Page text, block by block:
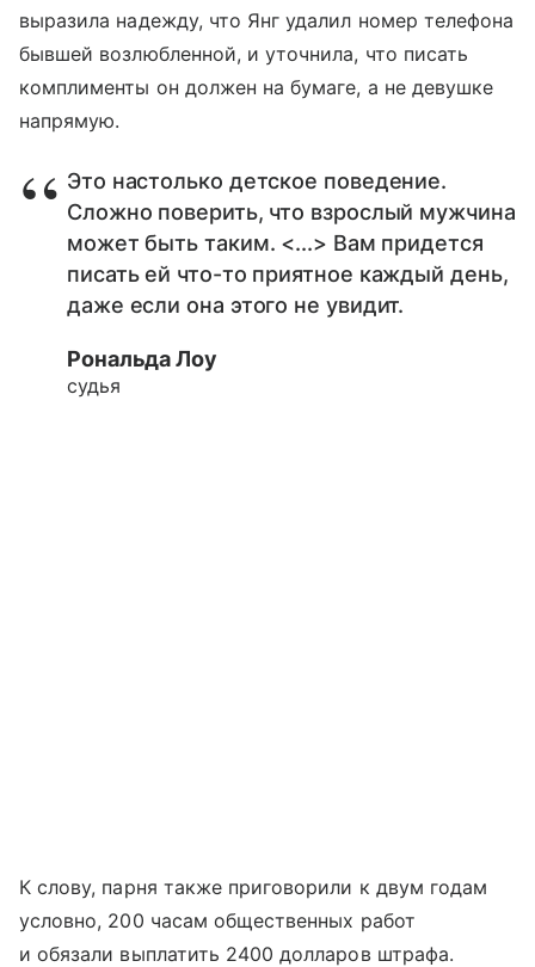
выразила надежду, что Янг удалил номер телефона
бывшей возлюбленной, и уточнила, что писать
комплименты он должен на бумаге, а не девушке
напрямую.
Это настолько детское поведение.
Сложно поверить, что взрослый мужчина
может быть таким. <...> Вам придется
писать ей что-то приятное каждый день,
даже если она этого не увидит.
Рональда Лоу
судья
К слову, парня также приговорили к двум годам
условно, 200 часам общественных работ
и обязали выплатить 2400 долларов штрафа.